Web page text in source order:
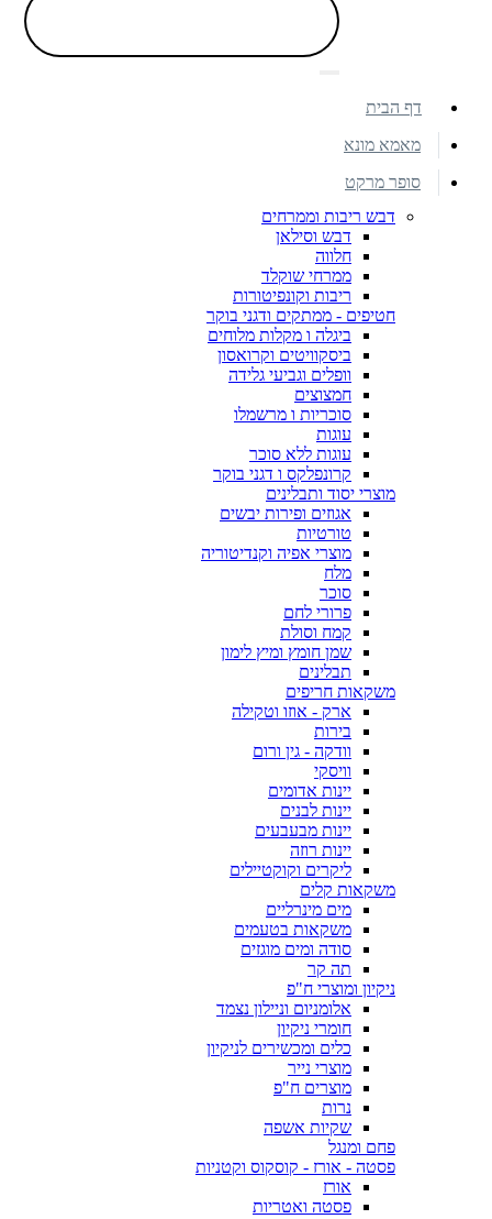
דף הבית
מאמא מונא
סופר מרקט
דבש ריבות וממרחים
דבש וסילאן
חלווה
ממרחי שוקלד
ריבות וקונפיטורות
חטיפים - ממתקים ודגני בוקר
ביגלה ו מקלות מלוחים
ביסקוויטים וקרואסון
וופלים וגביעי גלידה
חמצוצים
סוכריות ו מרשמלו
עוגות
עוגות ללא סוכר
קרונפלקס ו דגני בוקר
מוצרי יסוד ותבלינים
אגוזים ופירות יבשים
טורטיות
מוצרי אפיה וקנדיטוריה
מלח
סוכר
פרורי לחם
קמח וסולת
שמן חומץ ומיץ לימון
תבלינים
משקאות חריפים
ארק - אוזו וטקילה
בירות
וודקה - גין ורום
וויסקי
יינות אדומים
יינות לבנים
יינות מבעבעים
יינות רוזה
ליקרים וקוקטיילים
משקאות קלים
מים מינרליים
משקאות בטעמים
סודה ומים מוגזים
תה קר
ניקיון ומוצרי ח"פ
אלומניום וניילון נצמד
חומרי ניקיון
כלים ומכשירים לניקיון
מוצרי נייר
מוצרים ח"פ
נרות
שקיות אשפה
פחם ומנגל
פסטה - אורז - קוסקוס וקטניות
אורז
פסטה ואטריות